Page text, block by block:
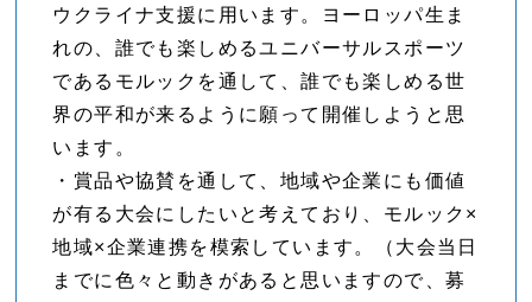
ウクライナ支援に用います。ヨーロッパ生ま
れの、誰でも楽しめるユニバーサルスポーツ
であるモルックを通して、誰でも楽しめる世
界の平和が来るように願って開催しようと思
います。
・賞品や協賛を通して、地域や企業にも価値
が有る大会にしたいと考えており、モルック×
地域×企業連携を模索しています。（大会当日
までに色々と動きがあると思いますので、募